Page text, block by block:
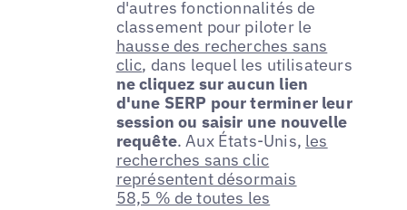
d'autres fonctionnalités de
classement pour piloter le
hausse des recherches sans
clic, dans lequel les utilisateurs
ne cliquez sur aucun lien
d'une SERP pour terminer leur
session ou saisir une nouvelle
requête. Aux États-Unis, les
recherches sans clic
représentent désormais
58,5 % de toutes les